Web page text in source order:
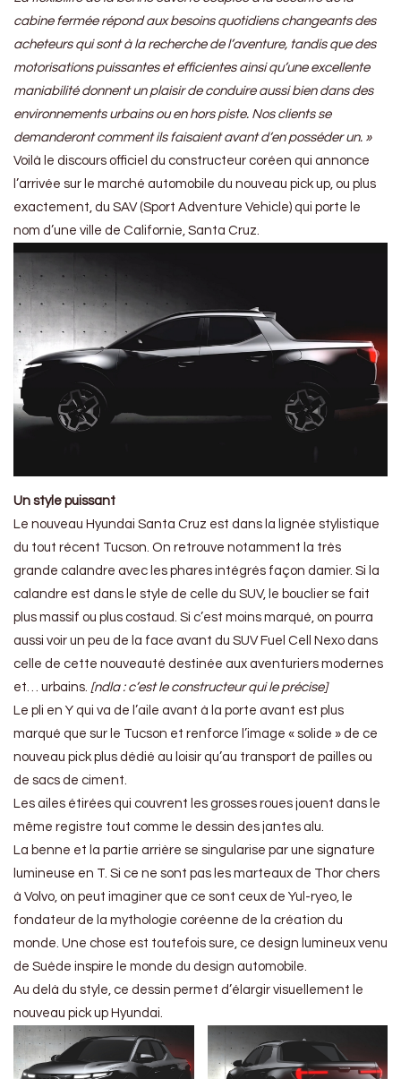
cabine fermée répond aux besoins quotidiens changeants des
acheteurs qui sont à la recherche de l’aventure, tandis que des
motorisations puissantes et efficientes ainsi qu’une excellente
maniabilité donnent un plaisir de conduire aussi bien dans des
environnements urbains ou en hors piste. Nos clients se
demanderont comment ils faisaient avant d’en posséder un. »
Voilà le discours officiel du constructeur coréen qui annonce
l’arrivée sur le marché automobile du nouveau pick up, ou plus
exactement, du SAV (Sport Adventure Vehicle) qui porte le
nom d’une ville de Californie, Santa Cruz.
Un style puissant
Le nouveau Hyundai Santa Cruz est dans la lignée stylistique
du tout récent Tucson. On retrouve notamment la très
grande calandre avec les phares intégrés façon damier. Si la
calandre est dans le style de celle du SUV, le bouclier se fait
plus massif ou plus costaud. Si c’est moins marqué, on pourra
aussi voir un peu de la face avant du SUV Fuel Cell Nexo dans
celle de cette nouveauté destinée aux aventuriers modernes
et… urbains. [ndla : c’est le constructeur qui le précise]
Le pli en Y qui va de l’aile avant à la porte avant est plus
marqué que sur le Tucson et renforce l’image « solide » de ce
nouveau pick plus dédié au loisir qu’au transport de pailles ou
de sacs de ciment.
Les ailes étirées qui couvrent les grosses roues jouent dans le
même registre tout comme le dessin des jantes alu.
La benne et la partie arrière se singularise par une signature
lumineuse en T. Si ce ne sont pas les marteaux de Thor chers
à Volvo, on peut imaginer que ce sont ceux de Yul-ryeo, le
fondateur de la mythologie coréenne de la création du
monde. Une chose est toutefois sure, ce design lumineux venu
de Suède inspire le monde du design automobile.
Au delà du style, ce dessin permet d’élargir visuellement le
nouveau pick up Hyundai.